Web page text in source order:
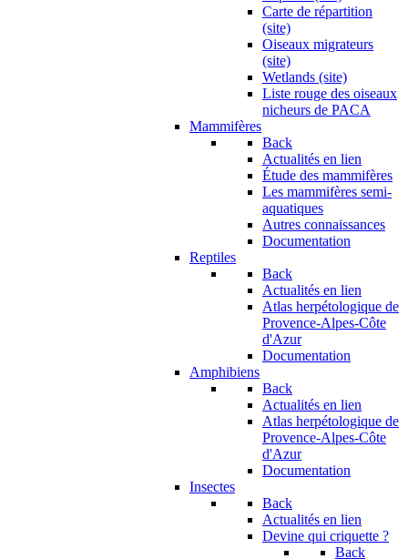
Carte de répartition
(site)
Oiseaux migrateurs
(site)
Wetlands (site)
Liste rouge des oiseaux
nicheurs de PACA
Mammifères
Back
Actualités en lien
Étude des mammifères
Les mammifères semi-
aquatiques
Autres connaissances
Documentation
Reptiles
Back
Actualités en lien
Atlas herpétologique de
Provence-Alpes-Côte
d'Azur
Documentation
Amphibiens
Back
Actualités en lien
Atlas herpétologique de
Provence-Alpes-Côte
d'Azur
Documentation
Insectes
Back
Actualités en lien
Devine qui criquette ?
Back